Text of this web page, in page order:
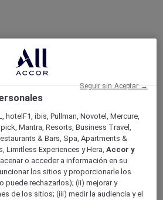
Suscripciones ALL Accor+
hotelF1, ibis, Pullman, Novotel, Mercure,
Mantra, Resorts, Business Travel,
& Bars, Spa, Apartments &
Limitless Experiences y Hera,Accor y
o acceder a información en su
los sitios y proporcionarle los
puede rechazarlos); (ii) mejorar y
de los sitios; (iii) medir la audiencia y el
Seguir sin Aceptar →